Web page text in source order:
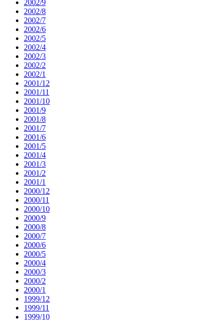
2002/9
2002/8
2002/7
2002/6
2002/5
2002/4
2002/3
2002/2
2002/1
2001/12
2001/11
2001/10
2001/9
2001/8
2001/7
2001/6
2001/5
2001/4
2001/3
2001/2
2001/1
2000/12
2000/11
2000/10
2000/9
2000/8
2000/7
2000/6
2000/5
2000/4
2000/3
2000/2
2000/1
1999/12
1999/11
1999/10